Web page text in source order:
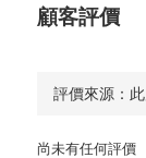
顧客評價
尚未有任何評價